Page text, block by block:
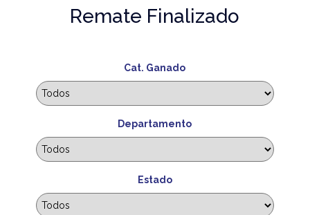
Remate Finalizado
Cat. Ganado
Departamento
Estado